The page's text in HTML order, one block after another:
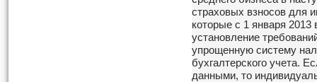
страховых взносов для
которые с 1 января 2013
установление
упрощенную систему
бухгалтерского учета.
данными, то